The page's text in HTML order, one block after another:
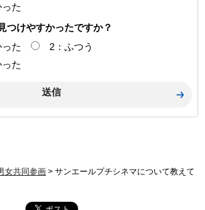
た
つけやすかったですか？
た
2：ふつう
た
女共同参画 > サンエールプチシネマについて教えて